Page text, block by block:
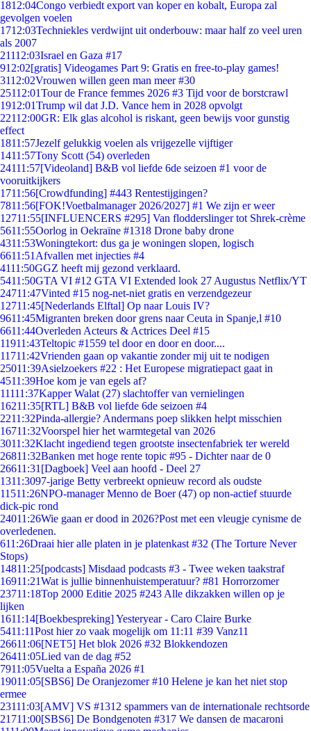
1812:04Congo verbiedt export van koper en kobalt, Europa zal
gevolgen voelen
1712:03Techniekles verdwijnt uit onderbouw: maar half zo veel uren
als 2007
21112:03Israel en Gaza #17
912:02[gratis] Videogames Part 9: Gratis en free-to-play games!
3112:02Vrouwen willen geen man meer #30
25112:01Tour de France femmes 2026 #3 Tijd voor de borstcrawl
1912:01Trump wil dat J.D. Vance hem in 2028 opvolgt
22112:00GR: Elk glas alcohol is riskant, geen bewijs voor gunstig
effect
1811:57Jezelf gelukkig voelen als vrijgezelle vijftiger
1411:57Tony Scott (54) overleden
24111:57[Videoland] B&B vol liefde 6de seizoen #1 voor de
vooruitkijkers
1711:56[Crowdfunding] #443 Rentestijgingen?
7811:56[FOK!Voetbalmanager 2026/2027] #1 We zijn er weer
12711:55[INFLUENCERS #295] Van flodderslinger tot Shrek-crème
5611:55Oorlog in Oekraïne #1318 Drone baby drone
4311:53Woningtekort: dus ga je woningen slopen, logisch
6611:51 Afvallen met injecties #4
4111:50GGZ heeft mij gezond verklaard.
5411:50GTA VI #12 GTA VI Extended look 27 Augustus Netflix/YT
24711:47Vinted #15 nog-net-niet gratis en verzendgezeur
12711:45[Nederlands Elftal] Op naar Louis IV?
9611:45Migranten breken door grens naar Ceuta in Spanje,l #10
6611:44Overleden Acteurs & Actrices Deel #15
11911:43Teltopic #1559 tel door en door en door....
11711:42Vrienden gaan op vakantie zonder mij uit te nodigen
25011:39Asielzoekers #22 : Het Europese migratiepact gaat in
4511:39Hoe kom je van egels af?
11111:37Kapper Walat (27) slachtoffer van vernielingen
16211:35[RTL] B&B vol liefde 6de seizoen #4
2211:32Pinda-allergie? Andermans poep slikken helpt misschien
16711:32Voorspel hier het warmtegetal van 2026
3011:32Klacht ingediend tegen grootste insectenfabriek ter wereld
26811:32Banken met hoge rente topic #95 - Dichter naar de 0
26611:31 [Dagboek] Veel aan hoofd - Deel 27
1311:3097-jarige Betty verbreekt opnieuw record als oudste
11511:26NPO-manager Menno de Boer (47) op non-actief stuurde
dick-pic rond
24011:26Wie gaan er dood in 2026?Post met een vleugje cynisme de
overledenen.
611:26Draai hier alle platen in je platenkast #32 (The Torture Never
Stops)
14811:25[podcasts] Misdaad podcasts #3 - Twee weken taakstraf
16911:21Wat is jullie binnenhuistemperatuur? #81 Horrorzomer
23711:18Top 2000 Editie 2025 #243 Alle dikzakken willen op je
lijken
1611:14[Boekbespreking] Yesteryear - Caro Claire Burke
5411:11Post hier zo vaak mogelijk om 11:11 #39 Vanz11
26611:06[NET5] Het blok 2026 #32 Blokkendozen
26411:05Lied van de dag #52
7911:05Vuelta a España 2026 #1
19011:05[SBS6] De Oranjezomer #10 Helene je kan het niet stop
ermee
23111:03[AMV] VS #1312 spammers van de internationale rechtsorde
21711:00[SBS6] De Bondgenoten #317 We dansen de macaroni